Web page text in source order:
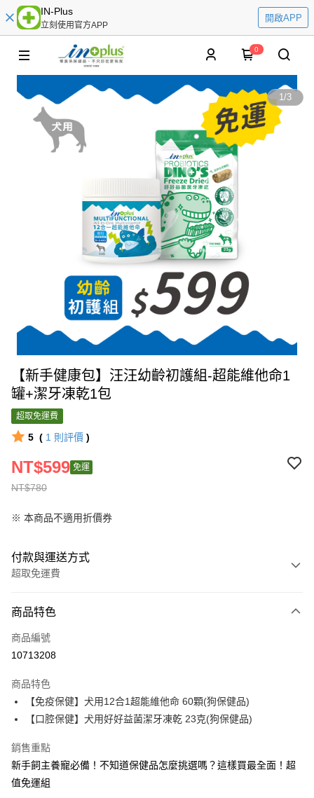
IN-Plus
立刻使用官方APP
開啟APP
0
1/3
【新手健康包】汪汪幼齡初護組-超能維他命1
罐+潔牙凍乾1包
超取免運費
5 ( 1 則評價 )
NT$780
NT$599 免運
※ 本商品不適用折價券
付款與運送方式
超取免運費
信用卡一次付款
信用卡分期付款
合作金庫商業銀行
華南商業銀行
彰化商業銀行
上海商業儲蓄銀行
台北富邦商業銀行
臺灣中小企業銀行
匯豐（台灣）商業銀行
華泰商業銀行
聯邦商業銀行
超商取貨付款
LINE Pay
Apple Pay
街口支付
商品特色
商品編號
10713208
商品特色
【免疫保健】犬用12合1超能維他命 60顆(狗保健品)
【口腔保健】犬用好好益菌潔牙凍乾 23克(狗保健品)
銷售重點
新手飼主養寵必備！不知道保健品怎麼挑選嗎？這樣買最全面！超
值免運組